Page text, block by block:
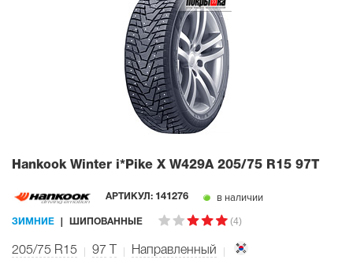
Hankook Winter i*Pike X W429A 205/75 R15 97T
АРТИКУЛ: 141276 в наличии
ЗИМНИЕ ШИПОВАННЫЕ (4)
205/75 R15 97 Направленный